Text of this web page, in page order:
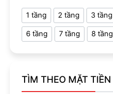
1 tầng 2 tầng 3 tầng
6 tầng 7 tầng 8 tầng
TÌM THEO MẶT TIỀN